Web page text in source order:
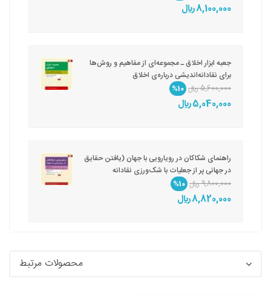
8,100,000 ريال
جعبه ‌ابزار اخلاق ـ مجموعه‌ای از مفاهیم و روش‌ها
برای نقادانه‌اندیشی درباره‌ی اخلاق
5,600,000 ريال
%10
5,040,000 ريال
راهنمای شکاکان در رویارویی با جهان (یافتن حقایق
در جهانی پر از جعلیات با شک‌ورزی نقادانه
9,800,000 ريال
%10
8,820,000 ريال
محصولات مرتبط